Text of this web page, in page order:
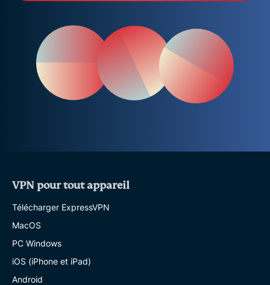
VPN pour tout appareil
Télécharger ExpressVPN
MacOS
PC Windows
iOS (iPhone et iPad)
Android